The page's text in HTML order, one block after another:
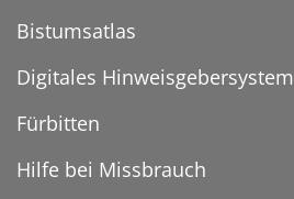
Bistumsatlas
Digitales Hinweisgebersystem
Fürbitten
Hilfe bei Missbrauch